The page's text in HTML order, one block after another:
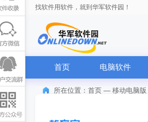
找软件用软件，就到华军软件园！
首页 电脑软件
所在位置： 首页 — 移动电脑版